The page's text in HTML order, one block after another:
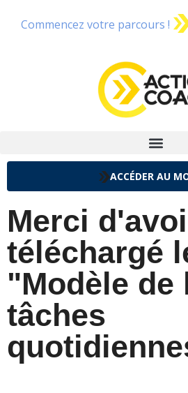
Commencez votre parcours !
ACCÉDER AU
Merci
téléchargé
"Modèle de
tâches